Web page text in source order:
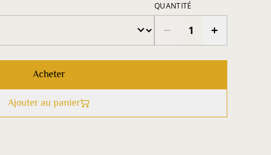
QUANTITÉ
Acheter
Ajouter au panier